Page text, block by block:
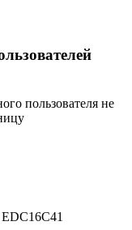
пользователя не